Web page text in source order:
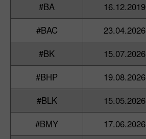
#BA
16.12.2019
#BAC
23.04.2026
#BK
15.07.2026
#BHP
19.08.2026
#BLK
15.05.2026
#BMY
17.06.2026